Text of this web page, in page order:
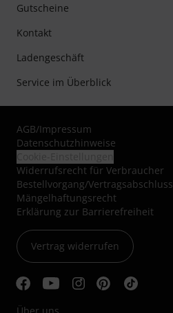
Gutscheine
Kontakt
Ladengeschäft
Service im Überblick
AGB/Impressum
Datenschutzhinweise
Widerrufsrecht für Verbraucher
Bestellvorgang/Vertragsabschluss
Mängelhaftungsrecht
Erklärung zur Barrierefreiheit
Vertrag widerrufen